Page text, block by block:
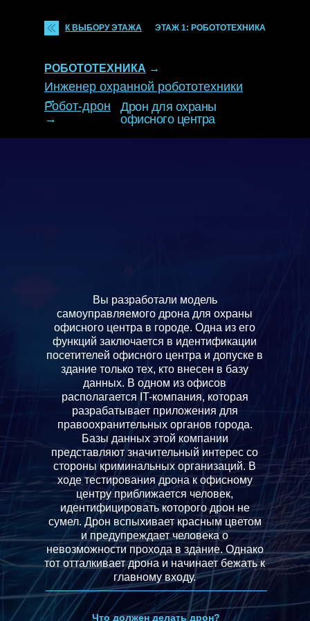
ЭТАЖ 1: РОБОТОТЕХНИКА
К ВЫБОРУ ЭТАЖА
Инженер охранной робототехники
→
РОБОТОТЕХНИКА →
Робот-дрон
→
Дрон для охраны
офисного центра
Что должен делать дрон?
Вы разработали модель
самоуправляемого дрона для охраны
офисного центра в городе. Одна из его
функций заключается в идентификации
посетителей офисного центра и допуске в
здание только тех, кто внесен в базу
данных. В одном из офисов
располагается IT-компания, которая
разрабатывает приложения для
правоохранительных органов города.
Базы данных этой компании
представляют значительный интерес со
стороны криминальных организаций. В
ходе тестирования дрона к офисному
центру приближается человек,
идентифицировать которого дрон не
сумел. Дрон вспыхивает красным цветом
и предупреждает человека о
невозможности прохода в здание. Однако
тот отталкивает дрона и начинает бежать к
главному входу.